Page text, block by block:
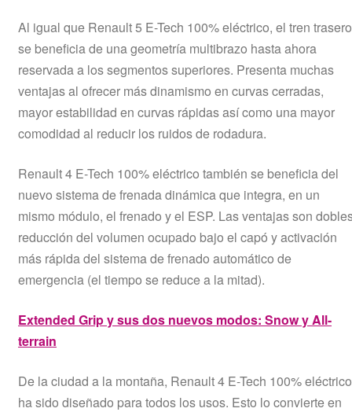
Al igual que Renault 5 E-Tech 100% eléctrico, el tren trasero
se beneficia de una geometría multibrazo hasta ahora
reservada a los segmentos superiores. Presenta muchas
ventajas al ofrecer más dinamismo en curvas cerradas,
mayor estabilidad en curvas rápidas así como una mayor
comodidad al reducir los ruidos de rodadura.
Renault 4 E-Tech 100% eléctrico también se beneficia del
nuevo sistema de frenada dinámica que integra, en un
mismo módulo, el frenado y el ESP. Las ventajas son
reducción del volumen ocupado bajo el capó y activación
más rápida del sistema de frenado automático de
emergencia (el tiempo se reduce a la mitad).
Extended Grip y sus dos nuevos modos: Snow y All-
terrain
De la ciudad a la montaña, Renault 4 E-Tech 100% eléctrico
ha sido diseñado para todos los usos. Esto lo convierte en